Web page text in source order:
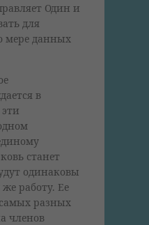
Один и
для
мере данных
в
станет
одинаковы
работу. Ее
разных
членов